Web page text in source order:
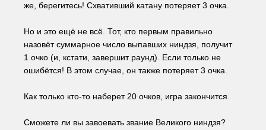
же, берегитесь! Схвативший катану потеряет 3 очка.
Но и это ещё не всё. Тот, кто первым правильно
назовёт суммарное число выпавших ниндзя, получит
1 очко (и, кстати, завершит раунд). Если только не
ошибётся! В этом случае, он также потеряет 3 очка.
Как только кто-то наберет 20 очков, игра закончится.
Сможете ли вы завоевать звание Великого ниндзя?